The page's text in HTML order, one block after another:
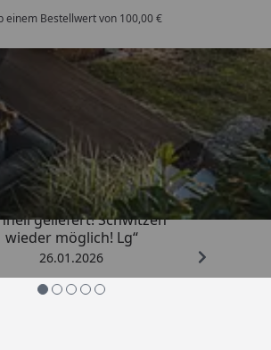
einem Bestellwert von 100,00 €
Trusted Shops
geliefert! Schwitzen
wieder möglich! Lg“
26.01.2026